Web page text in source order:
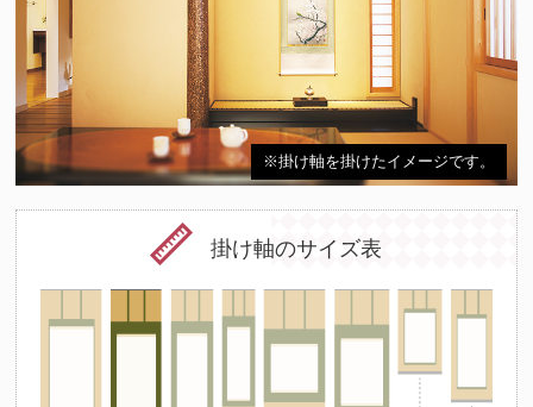
※掛け軸を掛けたイメージです。
掛け軸のサイズ表